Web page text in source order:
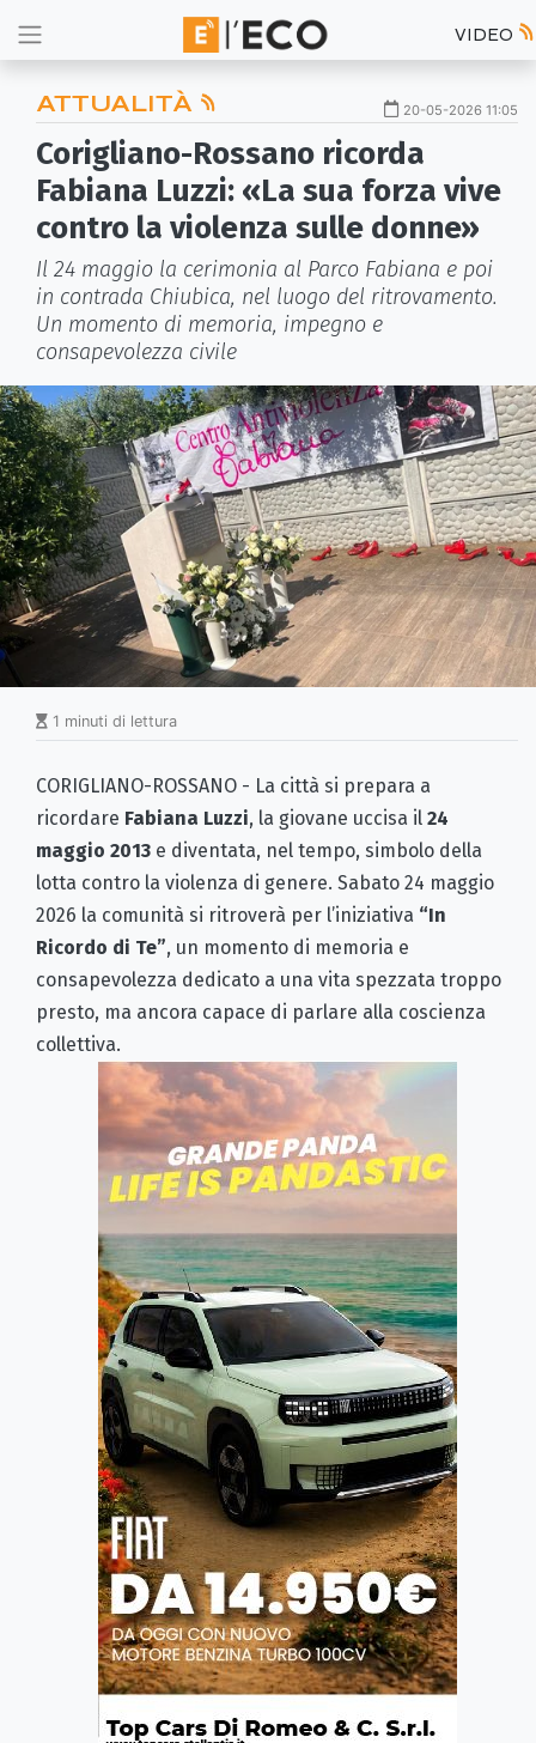
VIDEO
ATTUALITÀ 20-05-2026 11:05
Corigliano-Rossano ricorda
Fabiana Luzzi: «La sua forza vive
contro la violenza sulle donne»
Il 24 maggio la cerimonia al Parco Fabiana e poi
in contrada Chiubica, nel luogo del ritrovamento.
Un momento di memoria, impegno e
consapevolezza civile
1 minuti di lettura
CORIGLIANO-ROSSANO - La città si prepara a
ricordare Fabiana Luzzi, la giovane uccisa il 24
maggio 2013 e diventata, nel tempo, simbolo della
lotta contro la violenza di genere. Sabato 24 maggio
2026 la comunità si ritroverà per l’iniziativa “In
Ricordo di Te”, un momento di memoria e
consapevolezza dedicato a una vita spezzata troppo
presto, ma ancora capace di parlare alla coscienza
collettiva.